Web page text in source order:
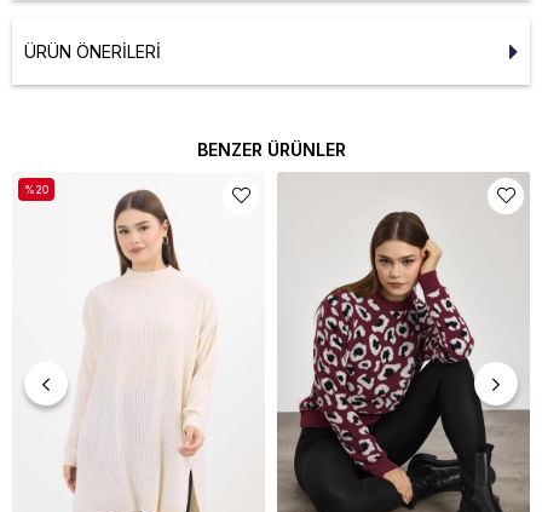
ÜRÜN ÖNERILERI
BENZER ÜRÜNLER
%20